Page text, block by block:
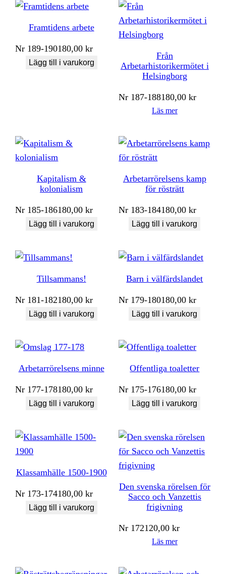
Framtidens arbete
Nr 189-190180,00kr
Lägg till i varukorg
Från
Arbetarhistorikermötet i
Helsingborg
Nr 187-188180,00kr
Läs mer
Kapitalism &
kolonialism
Nr 185-186180,00kr
Lägg till i varukorg
Arbetarrörelsens kamp
för rösträtt
Nr 183-184180,00kr
Lägg till i varukorg
Tillsammans!
Nr 181-182180,00kr
Lägg till i varukorg
Barn i välfärdslandet
Nr 179-180180,00kr
Lägg till i varukorg
Arbetarrörelsens minne
Nr 177-178180,00kr
Lägg till i varukorg
Offentliga toaletter
Nr 175-176180,00kr
Lägg till i varukorg
Klassamhälle 1500-1900
Nr 173-174180,00kr
Lägg till i varukorg
Den svenska rörelsen för
Sacco och Vanzettis
frigivning
Nr 172120,00kr
Läs mer